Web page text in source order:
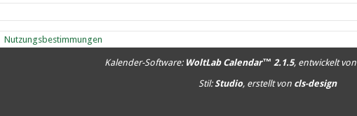
Nutzungsbestimmungen
Kalender-Software: WoltLab Calendar™ 2.1.5, entwickelt von
Stil:Studio, erstellt von cls-design